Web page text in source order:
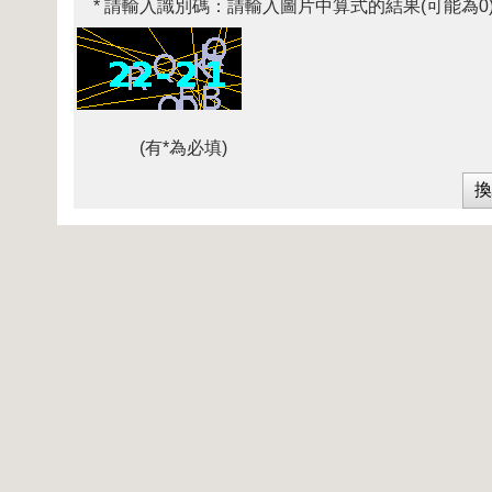
* 請輸入識別碼： 請輸入圖片中算式的結果(可能為
(有*為必填)